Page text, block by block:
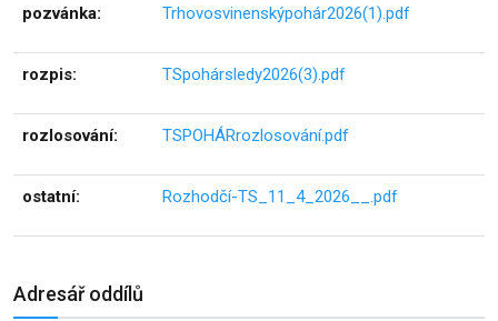
pozvánka:
Trhovosvinenskýpohár2026(1).pdf
rozpis: TSpohársledy2026(3).pdf
rozlosování: TSPOHÁRrozlosování.pdf
ostatní: Rozhodčí-TS_11_4_2026__.pdf
Adresář oddílů